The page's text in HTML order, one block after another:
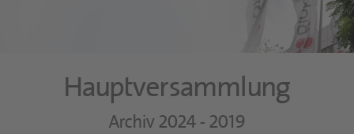
Hauptversammlung
Archiv 2024 - 2019